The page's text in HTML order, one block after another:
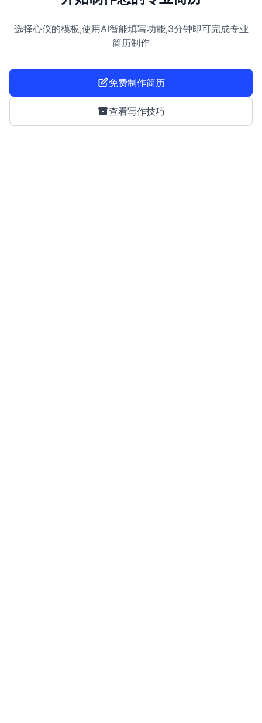
选择心仪的模板,使用AI智能填写功能,3分钟即可完成专业
简历制作
免费制作简历
查看写作技巧